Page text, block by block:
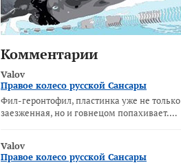
Комментарии
Valov
Правое колесо русской Сансары
Фил-геронтофил, пластинка уже не только
заезженная, но и говнецом попахивает.…
Valov
Правое колесо русской Сансары